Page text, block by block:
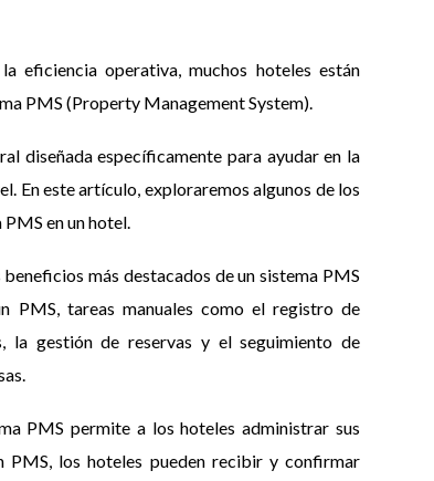
eficiencia operativa, muchos hoteles están
PMS (Property Management System).
diseñada específicamente para ayudar en la
En este artículo, exploraremos algunos de los
en un hotel.
más destacados de un sistema PMS
PMS, tareas manuales como el registro de
la gestión de reservas y el seguimiento de
PMS permite a los hoteles administrar sus
PMS, los hoteles pueden recibir y confirmar